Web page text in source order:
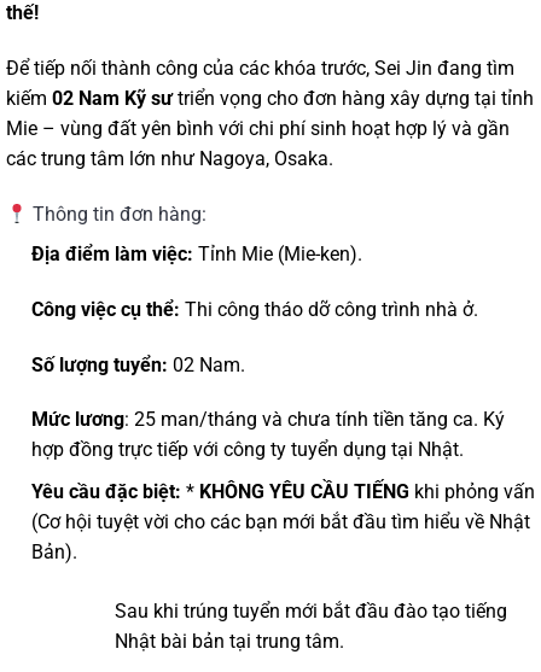
thế!
Để tiếp nối thành công của các khóa trước, Sei Jin đang tìm
kiếm 02 Nam Kỹ sưtriển vọng cho đơn hàng xây dựng tại tỉnh
Mie – vùng đất yên bình với chi phí sinh hoạt hợp lý và gần
các trung tâm lớn như Nagoya, Osaka.
Thông tin đơn hàng:
Địa điểm làm việc: Tỉnh Mie (Mie-ken).
Công việc cụ thể: Thi công tháo dỡ công trình nhà ở.
Số lượng tuyển: 02 Nam.
Mức lương: 25 man/tháng và chưa tính tiền tăng ca. Ký
hợp đồng trực tiếp với công ty tuyển dụng tại Nhật.
Yêu cầu đặc biệt: * KHÔNG YÊU CẦU TIẾNG khi phỏng vấn
(Cơ hội tuyệt vời cho các bạn mới bắt đầu tìm hiểu về Nhật
Bản).
Sau khi trúng tuyển mới bắt đầu đào tạo tiếng
Nhật bài bản tại trung tâm.